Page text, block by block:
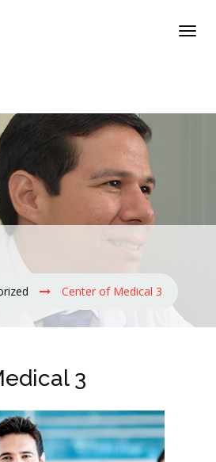
Center of Medical 3
3